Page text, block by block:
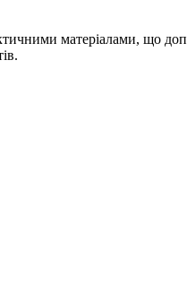
матеріалами, що